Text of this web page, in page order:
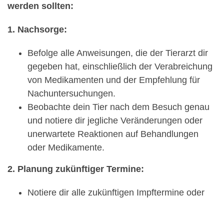
werden sollten:
1. Nachsorge:
Befolge alle Anweisungen, die der Tierarzt dir
gegeben hat, einschließlich der Verabreichung
von Medikamenten und der Empfehlung für
Nachuntersuchungen.
Beobachte dein Tier nach dem Besuch genau
und notiere dir jegliche Veränderungen oder
unerwartete Reaktionen auf Behandlungen
oder Medikamente.
2. Planung zukünftiger Termine:
Notiere dir alle zukünftigen Impftermine oder